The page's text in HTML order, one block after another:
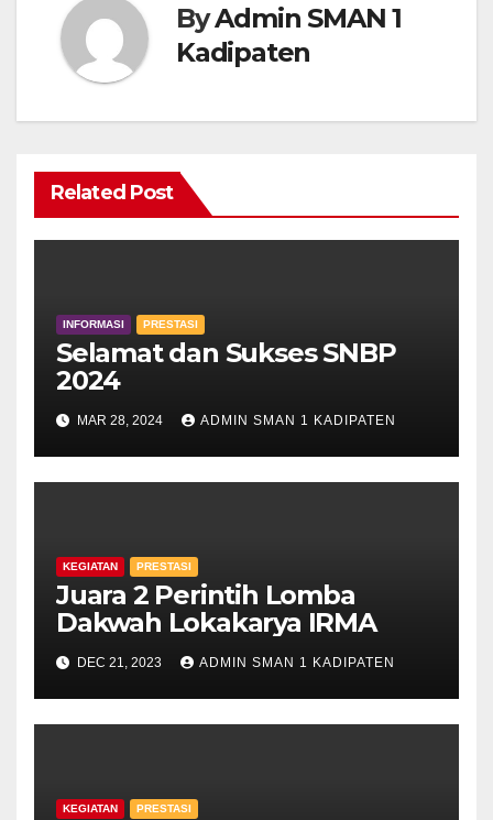
ByAdmin SMAN 1
Kadipaten
Related Post
INFORMASI PRESTASI
Selamat dan Sukses SNBP
2024
MAR 28, 2024 ADMIN SMAN 1 KADIPATEN
KEGIATAN PRESTASI
Juara 2 Perintih Lomba
Dakwah Lokakarya IRMA
DEC 21, 2023 ADMIN SMAN 1 KADIPATEN
KEGIATAN PRESTASI